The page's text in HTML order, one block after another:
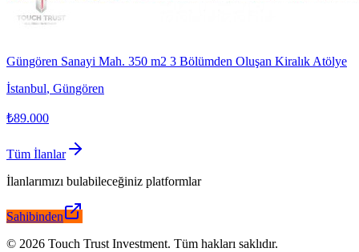
Güngören Sanayi Mah. 350 m2 3 Bölümden Oluşan Kiralık Atölye
İstanbul, Güngören
₺89.000
Tüm İlanlar
İlanlarımızı bulabileceğiniz platformlar
Sahibinden
© 2026 Touch Trust Investment. Tüm hakları saklıdır.